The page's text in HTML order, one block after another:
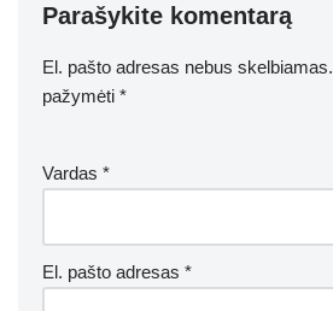
Parašykite komentarą
El. pašto adresas nebus skelbiamas.
pažymėti *
Vardas *
El. pašto adresas *